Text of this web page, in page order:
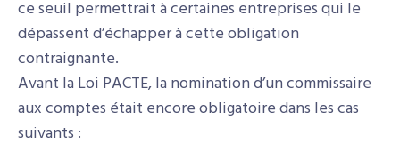
ce seuil permettrait à certaines entreprises qui le
dépassent d’échapper à cette obligation
contraignante.
Avant la Loi PACTE, la nomination d’un commissaire
aux comptes était encore obligatoire dans les cas
suivants :